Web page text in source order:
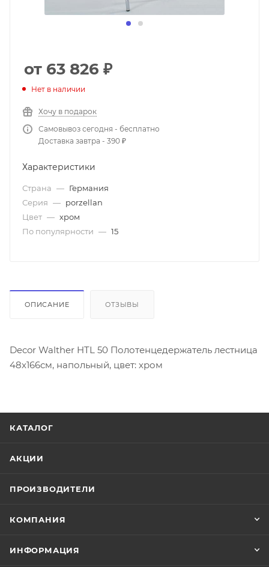
от 63 826 ₽
Нет в наличии
Хочу в подарок
Самовывоз сегодня - бесплатно
Доставка завтра - 390 ₽
Характеристики
Страна — Германия
Серия — porzellan
Цвет — хром
По популярности — 15
ОПИСАНИЕ ОТЗЫВЫ
Decor Walther HTL 50 Полотенцедержатель лестница
48x166см, напольный, цвет: хром
КАТАЛОГ
АКЦИИ
ПРОИЗВОДИТЕЛИ
КОМПАНИЯ
ИНФОРМАЦИЯ